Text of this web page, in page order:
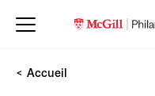
Accueil